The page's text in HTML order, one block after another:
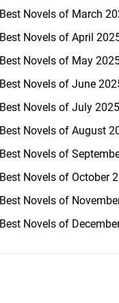
Best Novels of March
Best Novels of April
Best Novels of May
Best Novels of June
Best Novels of July 2025
Best Novels of August
Best Novels of
Best Novels of October
Best Novels of
Best Novels of